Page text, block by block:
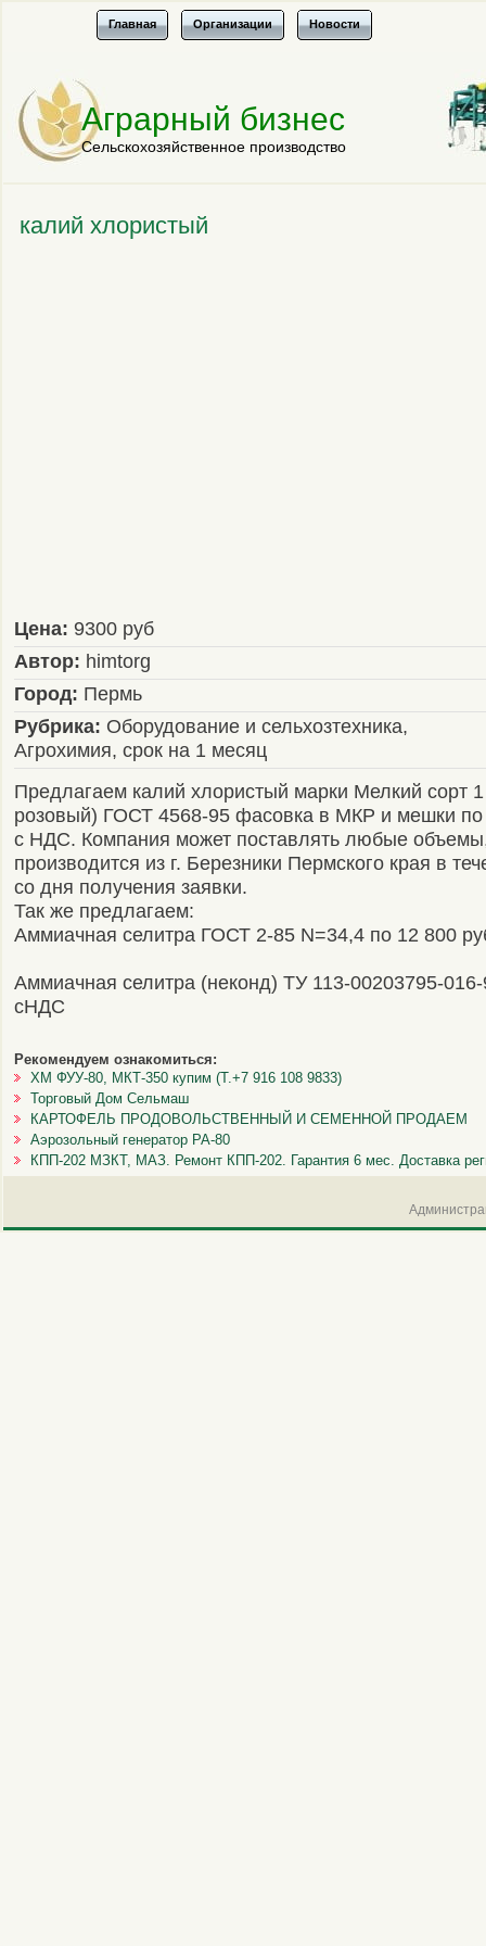
Главная Организации Новости
Аграрный бизнес
Сельскохозяйственное производство
калий хлористый
Цена: 9300 руб
Автор: himtorg
Город: Пермь
Рубрика: Оборудование и сельхозтехника,
Агрохимия, срок на 1 месяц
Предлагаем калий хлористый марки Мелкий сорт
розовый) ГОСТ 4568-95 фасовка в МКР и мешки по
с НДС. Компания может поставлять любые объемы,
производится из г. Березники Пермского края в
со дня получения заявки.
Так же предлагаем:
Аммиачная селитра ГОСТ 2-85 N=34,4 по 12 800
Аммиачная селитра (неконд) ТУ 113-00203795-
сНДС
Рекомендуем ознакомиться:
ХМ ФУУ-80, МКТ-350 купим (Т.+7 916 108 9833)
Торговый Дом Сельмаш
КАРТОФЕЛЬ ПРОДОВОЛЬСТВЕННЫЙ И СЕМЕННОЙ ПРОДАЕМ
Аэрозольный генератор РА-80
КПП-202 МЗКТ, МАЗ. Ремонт КПП-202. Гарантия 6 мес. Доставка